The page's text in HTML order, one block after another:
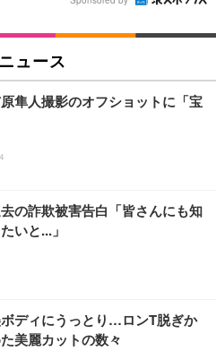
ュース
隼人撮影のオフショットに「宝
の詐欺被害告白「皆さんにも知
いと...」
ディにうっとり…ロンT脱ぎか
美麗カットの数々